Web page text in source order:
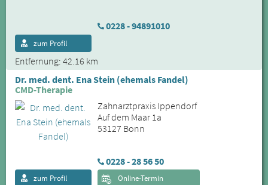
0228 - 94891010
Entfernung: 42.16 km
zum Profil
Dr. med. dent. Ena Stein (ehemals Fandel)
CMD-Therapie
Zahnarztpraxis Ippendorf
Auf dem Maar 1a
53127 Bonn
0228 - 28 56 50
zum Profil Online-Termin